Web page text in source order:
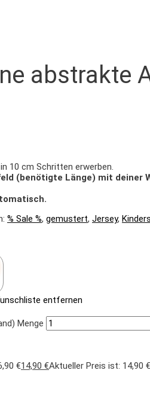
abstrakte
10 cm Schritten erwerben.
(benötigte Länge) mit deiner
% Sale %, gemustert, Jersey,
entfernen
Menge
€14,90 €Aktueller Preis ist: 14,90 €.